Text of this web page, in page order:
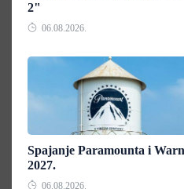
2"
06.08.2026.
Spajanje Paramounta i
2027.
06.08.2026.